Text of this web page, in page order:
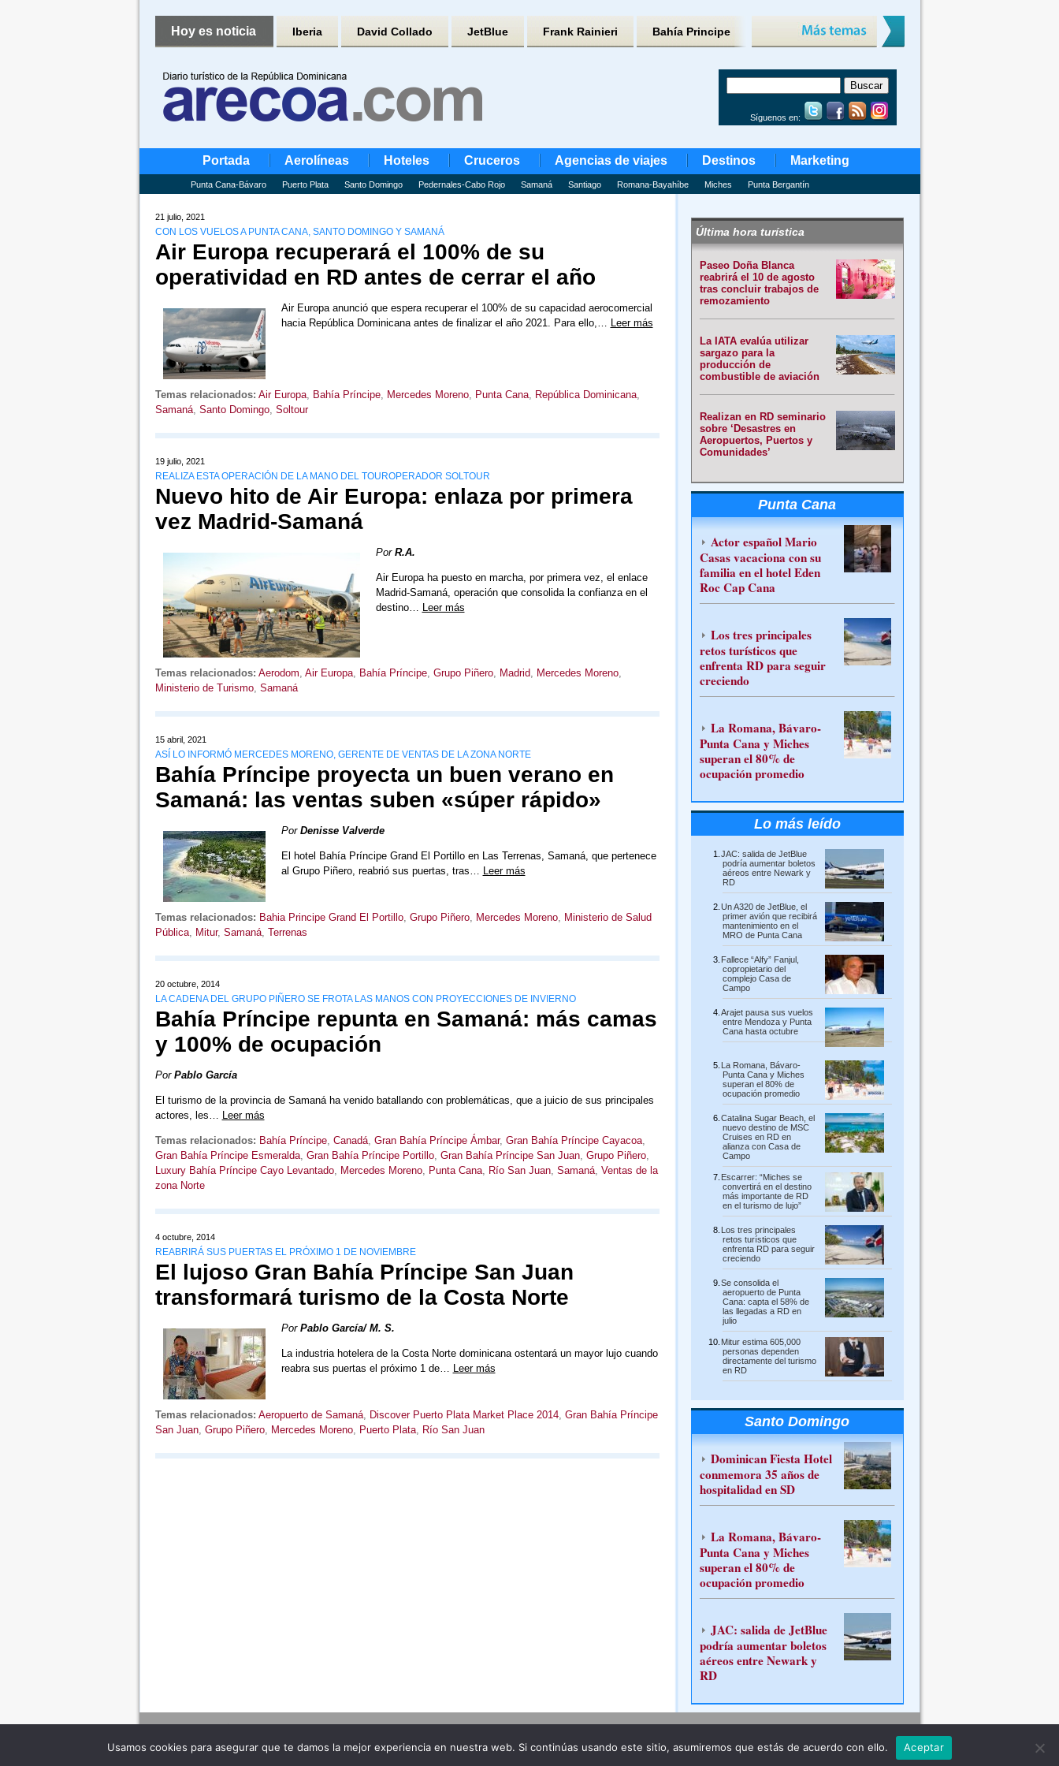
Hoy es noticia Iberia David Collado JetBlue Frank Rainieri Bahía Principe
Síguenos en:
Portada Aerolíneas Hoteles Cruceros Agencias de viajes Destinos Marketing
Punta Cana-Bávaro Puerto Plata Santo Domingo Pedernales-Cabo Rojo Samaná Santiago Romana-Bayahíbe Miches Punta Bergantín
21 julio, 2021
CON LOS VUELOS A PUNTA CANA, SANTO DOMINGO Y SAMANÁ
Air Europa recuperará el 100% de su
operatividad en RD antes de cerrar el año
Air Europa anunció que espera recuperar el 100% de su capacidad aerocomercial
hacia República Dominicana antes de finalizar el año 2021. Para ello,… Leer más
Temas relacionados: Air Europa, Bahía Príncipe, Mercedes Moreno, Punta Cana, República Dominicana,
Samaná, Santo Domingo, Soltour
19 julio, 2021
REALIZA ESTA OPERACIÓN DE LA MANO DEL TOUROPERADOR SOLTOUR
Nuevo hito de Air Europa: enlaza por primera
vez Madrid-Samaná
Por R.A.
Air Europa ha puesto en marcha, por primera vez, el enlace
Madrid-Samaná, operación que consolida la confianza en el
destino… Leer más
Temas relacionados: Aerodom, Air Europa, Bahía Príncipe, Grupo Pi­ñero, Madrid, Mercedes Moreno,
Ministerio de Turismo, Samaná
15 abril, 2021
ASÍ LO INFORMÓ MERCEDES MORENO, GERENTE DE VENTAS DE LA ZONA NORTE
Bahía Príncipe proyecta un buen verano en
Samaná: las ventas suben «súper rápido»
Por Denisse Valverde
El hotel Bahía Príncipe Grand El Portillo en Las Terrenas, Samaná, que pertenece
al Grupo Piñero, reabrió sus puertas, tras… Leer más
Temas relacionados: Bahia Principe Grand El Portillo, Grupo Piñero, Mercedes Moreno, Ministerio de Salud
Pública, Mitur, Samaná, Terrenas
20 octubre, 2014
LA CADENA DEL GRUPO PIÑERO SE FROTA LAS MANOS CON PROYECCIONES DE INVIERNO
Bahía Príncipe repunta en Samaná: más camas
y 100% de ocupación
Por Pablo García
El turismo de la provincia de Samaná ha venido batallando con problemáticas, que a juicio de sus principales
actores, les… Leer más
Temas relacionados: Bahía Príncipe, Canadá, Gran Bahía Príncipe Ámbar, Gran Bahía Príncipe Cayacoa,
Gran Bahía Príncipe Esmeralda, Gran Bahía Príncipe Portillo, Gran Bahía Príncipe San Juan, Grupo Piñero,
Luxury Bahía Príncipe Cayo Levantado, Mercedes Moreno, Punta Cana, Río San Juan, Samaná, Ventas de la
zona Norte
4 octubre, 2014
REABRIRÁ SUS PUERTAS EL PRÓXIMO 1 DE NOVIEMBRE
El lujoso Gran Bahía Príncipe San Juan
transformará turismo de la Costa Norte
Por Pablo García/ M. S.
La industria hotelera de la Costa Norte dominicana ostentará un mayor lujo cuando
reabra sus puertas el próximo 1 de… Leer más
Temas relacionados: Aeropuerto de Samaná, Discover Puerto Plata Market Place 2014, Gran Bahía Príncipe
San Juan, Grupo Piñero, Mercedes Moreno, Puerto Plata, Río San Juan
Última hora turística
Paseo Doña Blanca
reabrirá el 10 de agosto
tras concluir trabajos de
remozamiento
La IATA evalúa utilizar
sargazo para la
producción de
combustible de aviación
Realizan en RD seminario
sobre ‘Desastres en
Aeropuertos, Puertos y
Comunidades’
Punta Cana
Actor español Mario
Casas vacaciona con su
familia en el hotel Eden
Roc Cap Cana
Los tres principales
retos turísticos que
enfrenta RD para seguir
creciendo
La Romana, Bávaro-
Punta Cana y Miches
superan el 80% de
ocupación promedio
Lo más leído
JAC: salida de JetBlue
podría aumentar boletos
aéreos entre Newark y
RD
Un A320 de JetBlue, el
primer avión que recibirá
mantenimiento en el
MRO de Punta Cana
Fallece “Alfy” Fanjul,
copropietario del
complejo Casa de
Campo
Arajet pausa sus vuelos
entre Mendoza y Punta
Cana hasta octubre
La Romana, Bávaro-
Punta Cana y Miches
superan el 80% de
ocupación promedio
Catalina Sugar Beach, el
nuevo destino de MSC
Cruises en RD en
alianza con Casa de
Campo
Escarrer: “Miches se
convertirá en el destino
más importante de RD
en el turismo de lujo”
Los tres principales
retos turísticos que
enfrenta RD para seguir
creciendo
Se consolida el
aeropuerto de Punta
Cana: capta el 58% de
las llegadas a RD en
julio
Mitur estima 605,000
personas dependen
directamente del turismo
en RD
Santo Domingo
Dominican Fiesta Hotel
conmemora 35 años de
hospitalidad en SD
La Romana, Bávaro-
Punta Cana y Miches
superan el 80% de
ocupación promedio
JAC: salida de JetBlue
podría aumentar boletos
aéreos entre Newark y
RD
Usamos cookies para asegurar que te damos la mejor experiencia en nuestra web. Si continúas usando este sitio, asumiremos que estás de acuerdo con ello. Aceptar